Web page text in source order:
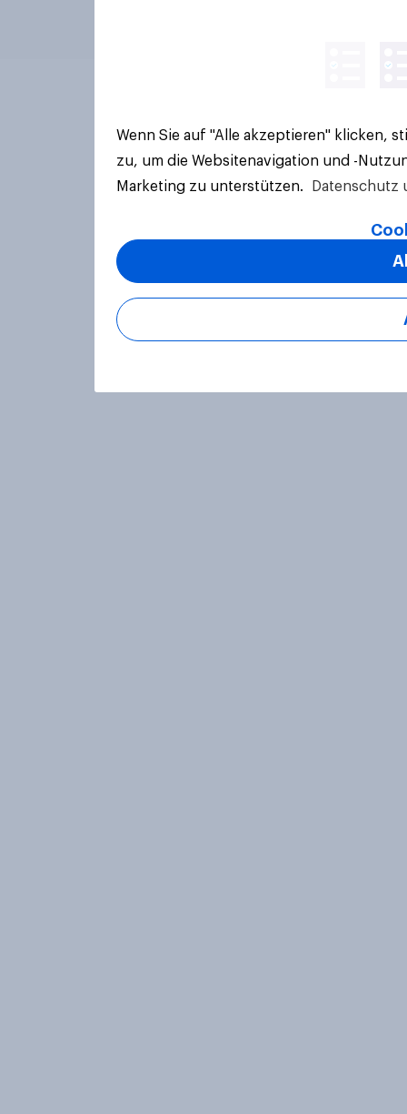
Wenn Sie auf "Alle akzeptieren" klicken,
zu, um die Websitenavigation und -
Marketing zu unterstützen.
Datenschutz